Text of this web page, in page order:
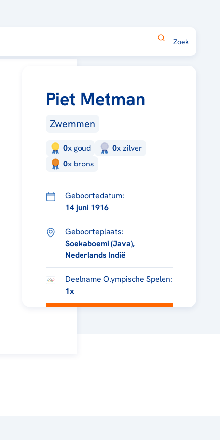
Piet Metman
Zwemmen
0x goud 0xzilver
0x brons
Geboortedatum:
14 juni 1916
Geboorteplaats:
Soekaboemi (Java),
Nederlands Indië
Deelname Olympische Spelen:
1x